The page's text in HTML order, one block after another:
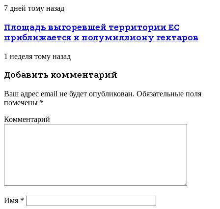
7 дней тому назад
Площадь выгоревшей территории ЕС
приближается к полумиллиону гектаров
1 неделя тому назад
Добавить комментарий
Ваш адрес email не будет опубликован. Обязательные поля
помечены *
Комментарий
Имя *